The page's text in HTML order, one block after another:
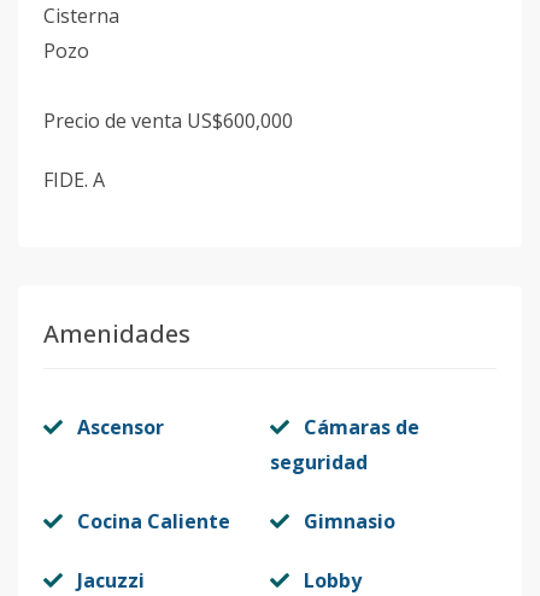
Cisterna
Pozo
Precio de venta US$600,000
FIDE. A
Amenidades
Ascensor
Cámaras de
seguridad
Cocina Caliente Gimnasio
Jacuzzi Lobby